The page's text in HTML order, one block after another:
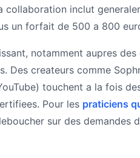
collaboration inclut
un forfait de 500 a 800
notamment aupres
Des createurs comme
touchent a la fois
Pour les praticiens
sur des demandes